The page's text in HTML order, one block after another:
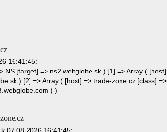
16:41:45:
[target] => ns2.webglobe.sk ) [1] => Array ( [host]
) [2] => Array ( [host] => trade-zone.cz [class] =>
) )
07.08.2026 16:41:45: